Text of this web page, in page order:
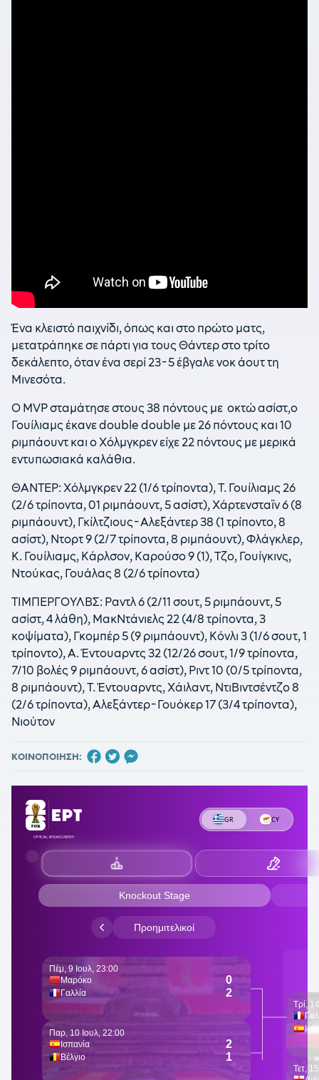
Ένα κλειστό παιχνίδι, όπως και στο πρώτο ματς,
μετατράπηκε σε πάρτι για τους Θάντερ στο τρίτο
δεκάλεπτο, όταν ένα σερί 23-5 έβγαλε νοκ άουτ τη
Μινεσότα.
Ο MVP σταμάτησε στους 38 πόντους με οκτώ ασίστ,ο
Γουίλιαμς έκανε double double με 26 πόντους και 10
ριμπάουντ και ο Χόλμγκρεν είχε 22 πόντους με μερικά
εντυπωσιακά καλάθια.
ΘΑΝΤΕΡ: Χόλμγκρεν 22 (1/6 τρίποντα), Τ. Γουίλιαμς 26
(2/6 τρίποντα, 01 ριμπάουντ, 5 ασίστ), Χάρτενσταϊν 6 (8
ριμπάουντ), Γκίλτζιους-Αλεξάντερ 38 (1 τρίποντο, 8
ασίστ), Ντορτ 9 (2/7 τρίποντα, 8 ριμπάουντ), Φλάγκλερ,
Κ. Γουίλιαμς, Κάρλσον, Καρούσο 9 (1), Τζο, Γουίγκινς,
Ντούκας, Γουάλας 8 (2/6 τρίποντα)
ΤΙΜΠΕΡΓΟΥΛΒΣ: Ραντλ 6 (2/11 σουτ, 5 ριμπάουντ, 5
ασίστ, 4 λάθη), ΜακΝτάνιελς 22 (4/8 τρίποντα, 3
κοψίματα), Γκομπέρ 5 (9 ριμπάουντ), Κόνλι 3 (1/6 σουτ, 1
τρίποντο), Α. Έντουαρντς 32 (12/26 σουτ, 1/9 τρίποντα,
7/10 βολές 9 ριμπάουντ, 6 ασίστ), Ριντ 10 (0/5 τρίποντα,
8 ριμπάουντ), Τ. Έντουαρντς, Χάιλαντ, ΝτιΒιντσέντζο 8
(2/6 τρίποντα), Αλεξάντερ-Γουόκερ 17 (3/4 τρίποντα),
Νιούτον
ΚΟΙΝΟΠΟΙΗΣΗ: